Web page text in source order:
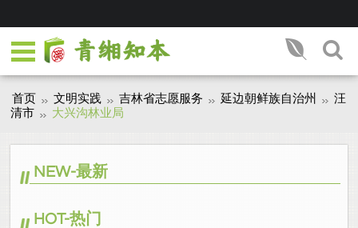
首页 文明实践 吉林省志愿服务 延边朝鲜族自治州
汪
清市
大兴沟林业局
NEW-最新
HOT-热门